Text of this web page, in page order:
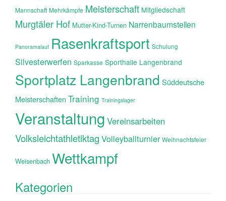
Mannschaft Mehrkämpfe Meisterschaft Mitgliedschaft
Murgtäler Hof Mutter-Kind-Turnen Narrenbaumstellen
Panoramalauf Rasenkraftsport Schulung
Silvesterwerfen Sparkasse Sporthalle Langenbrand
Sportplatz Langenbrand Süddeutsche
Meisterschaften Training Trainingslager
Veranstaltung Vereinsarbeiten
Volksleichtathletiktag Volleyballturnier Weihnachtsfeier
Weisenbach Wettkampf
Kategorien